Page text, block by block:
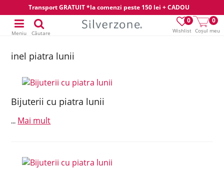
Transport GRATUIT *la comenzi peste 150 lei + CADOU
Wishlist
0
Coșul meu
0
Meniu Căutare
inel piatra lunii
Bijuterii cu piatra lunii
... Mai mult